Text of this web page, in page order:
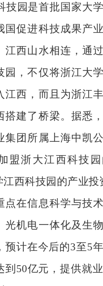
园是首批国家大
国促进科技成果产
江西山水相连，通
园，不仅将浙江大学
江西，而且为浙江
搭建了桥梁。据悉
集团所属上海中凯
盟浙大江西科技
江西科技园的产业投
点在信息科学与技
光机电一体化及生
预计在今后的3至5
到50亿元，提供就